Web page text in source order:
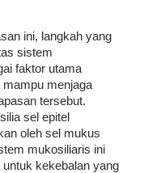
ini, langkah yang
sistem
faktor utama
menjaga
tersebut.
sel epitel
oleh sel mukus
mukosiliaris ini
kekebalan yang